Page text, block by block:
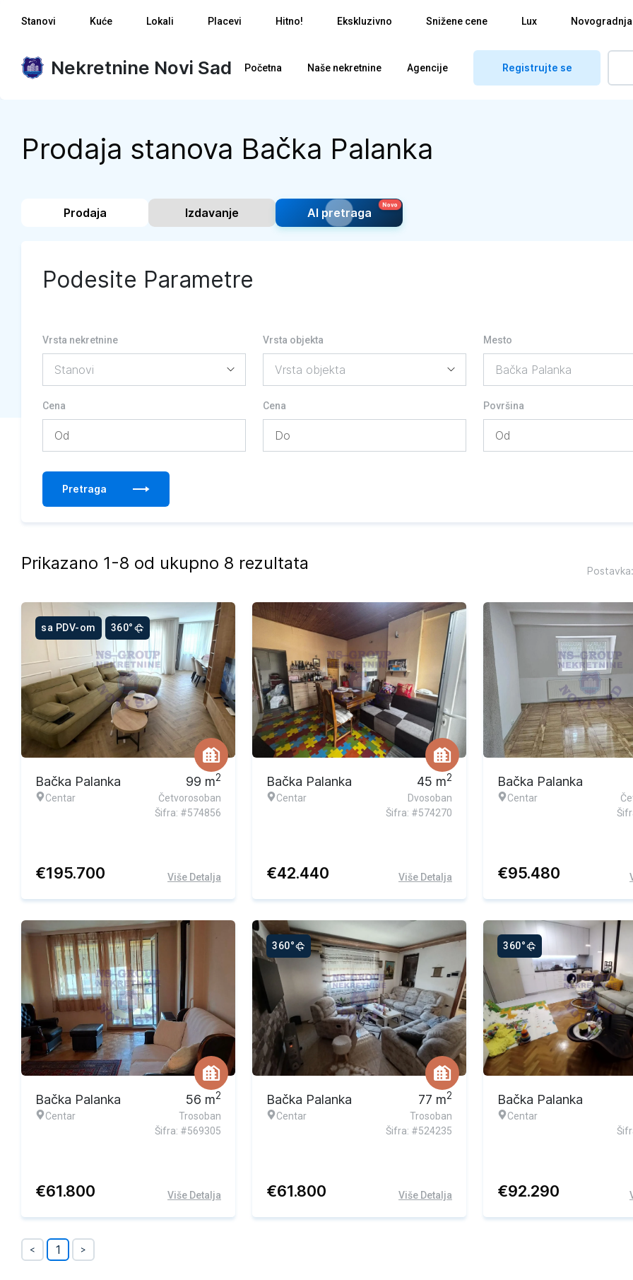
Stanovi Kuće Lokali Placevi Hitno! Ekskluzivno Snižene cene Lux Novogradnja
Nekretnine Novi Sad Početna Naše nekretnine Agencije Registrujte se
Prodaja stanova Bačka Palanka
Prodaja Izdavanje AI pretraga
Podesite Parametre
Vrsta nekretnine Vrsta objekta Mesto
Cena Cena Površina
Pretraga
Prikazano 1-8 od ukupno 8 rezultata Postavka:
sa PDV-om 360°
Bačka Palanka
Centar
99 m2
Četvorosoban
Šifra: #574856
€195.700 Više Detalja
Bačka Palanka
Centar
45 m2
Dvosoban
Šifra: #574270
€42.440 Više Detalja
Ekskluzivna ponuda
Bačka Palanka
Centar
€95.480
Bačka Palanka
Centar
56 m2
Trosoban
Šifra: #569305
€61.800 Više Detalja
360°
Bačka Palanka
Centar
77 m2
Trosoban
Šifra: #524235
€61.800 Više Detalja
360°
Bačka Palanka
Centar
€92.290
< 1 >